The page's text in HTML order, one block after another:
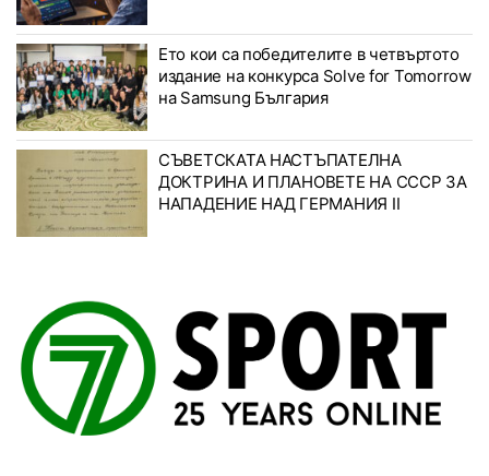
Ето кои са победителите в четвъртото
издание на конкурса Solve for Tomorrow
на Samsung България
СЪВЕТСКАТА НАСТЪПАТЕЛНА
ДОКТРИНА И ПЛАНОВЕТЕ НА СССР ЗА
НАПАДЕНИЕ НАД ГЕРМАНИЯ II